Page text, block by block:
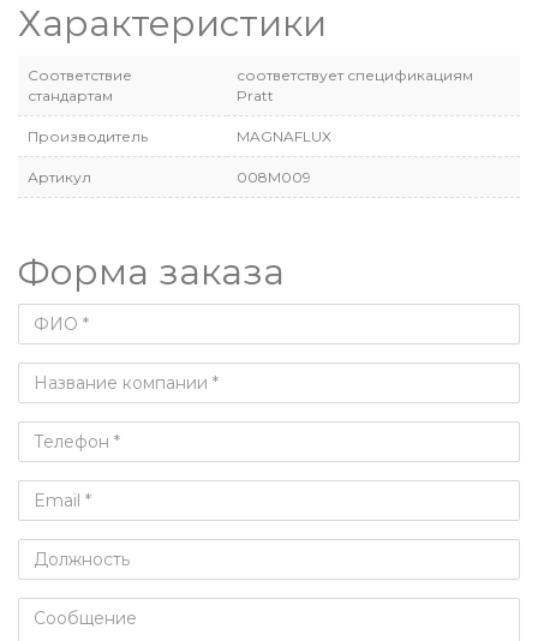
Характеристики
Соответствие
стандартам
соответствует спецификациям
Pratt
Производитель MAGNAFLUX
Артикул 008M009
Форма заказа